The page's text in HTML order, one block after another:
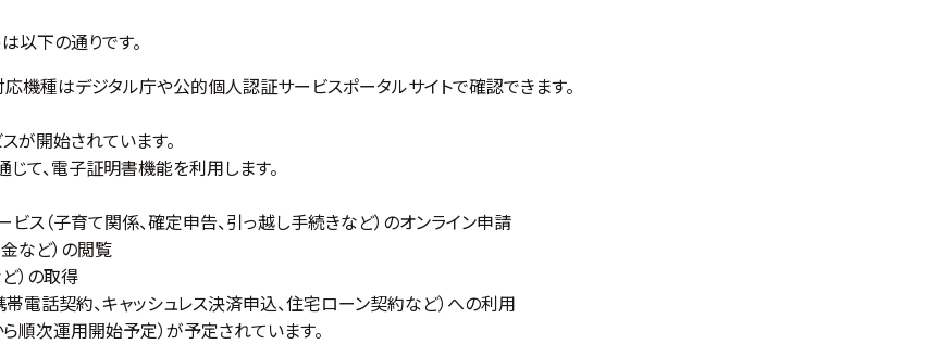
以下の通りです。
機種はデジタル庁や公的個人認証サービスポータルサイトで確認できます。
が開始されています。
て、電子証明書機能を利用します。
ス（子育て関係、確定申告、引っ越し手続きなど）のオンライン申請
など）の閲覧
）の取得
電話契約、キャッシュレス決済申込、住宅ローン契約など）への利用
順次運用開始予定）が予定されています。